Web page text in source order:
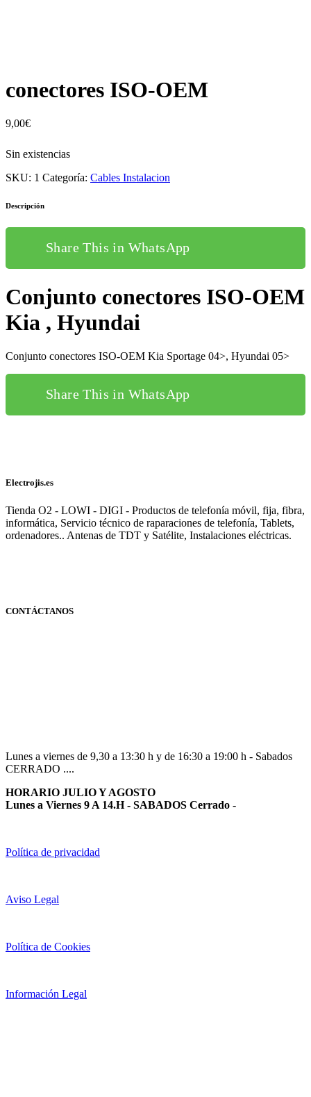
conectores ISO-OEM
9,00€
Sin existencias
SKU: 1 Categoría: Cables Instalacion
Descripción
Share This in WhatsApp
Conjunto conectores ISO-OEM
Kia , Hyundai
Conjunto conectores ISO-OEM Kia Sportage 04>, Hyundai 05>
Share This in WhatsApp
Electrojis.es
Tienda O2 - LOWI - DIGI - Productos de telefonía móvil, fija, fibra,
informática, Servicio técnico de raparaciones de telefonía, Tablets,
ordenadores.. Antenas de TDT y Satélite, Instalaciones eléctricas.
CONTÁCTANOS
Lunes a viernes de 9,30 a 13:30 h y de 16:30 a 19:00 h - Sabados
CERRADO ....
HORARIO JULIO Y AGOSTO
Lunes a Viernes 9 A 14.H - SABADOS Cerrado -
Política de privacidad
Aviso Legal
Política de Cookies
Información Legal